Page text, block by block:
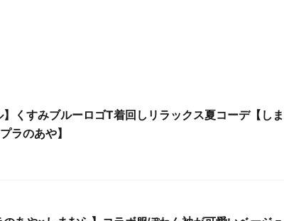
】くすみブルーロゴT着回しリラックス夏コーデ【しま
ラのあや】